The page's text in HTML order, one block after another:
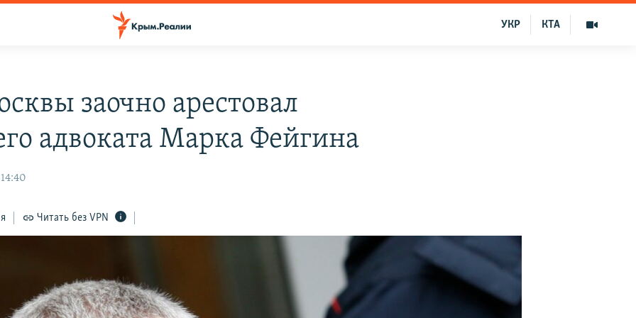
КТА
УКР
заочно арестовал
адвоката Марка Фейгина
Читать без VPN